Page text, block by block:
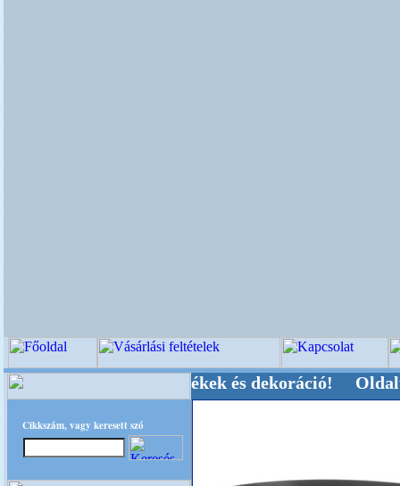
Cikkszám, vagy keresett szó
kellékek és dekoráció! Oldalunkat